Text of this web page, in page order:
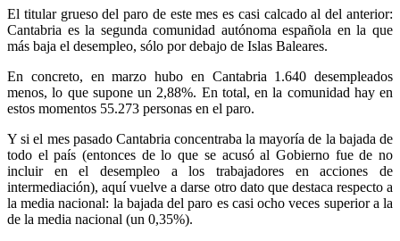
El titular grueso del paro de este mes es casi calcado al del anterior:
Cantabria es la segunda comunidad autónoma española en la que
más baja el desempleo, sólo por debajo de Islas Baleares.
En concreto, en marzo hubo en Cantabria 1.640 desempleados
menos, lo que supone un 2,88%. En total, en la comunidad hay en
estos momentos 55.273 personas en el paro.
Y si el mes pasado Cantabria concentraba la mayoría de la bajada de
todo el país (entonces de lo que se acusó al Gobierno fue de no
incluir en el desempleo a los trabajadores en acciones de
intermediación), aquí vuelve a darse otro dato que destaca respecto a
la media nacional: la bajada del paro es casi ocho veces superior a la
de la media nacional (un 0,35%).